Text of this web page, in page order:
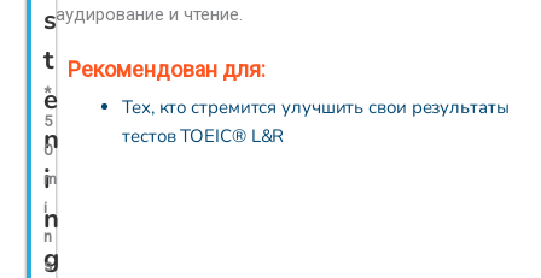
s
t
e
n
i
n
g
*
5
0
m
i
n
s
аудирование и чтение.
Рекомендован для:
Тех, кто стремится улучшить свои результаты
тестов TOEIC® L&R